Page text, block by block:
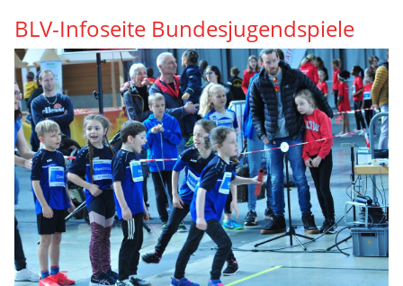
BLV-Infoseite Bundesjugendspiele